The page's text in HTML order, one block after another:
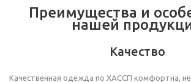
Преимущества и
нашей
Качество
Качественная одежда по ХАССП комфортна,